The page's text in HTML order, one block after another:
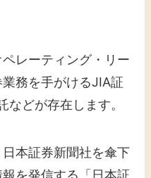
レーティング・リー
務を手がけるJIA証
どが存在します。
本証券新聞社を傘下
を発信する「日本証